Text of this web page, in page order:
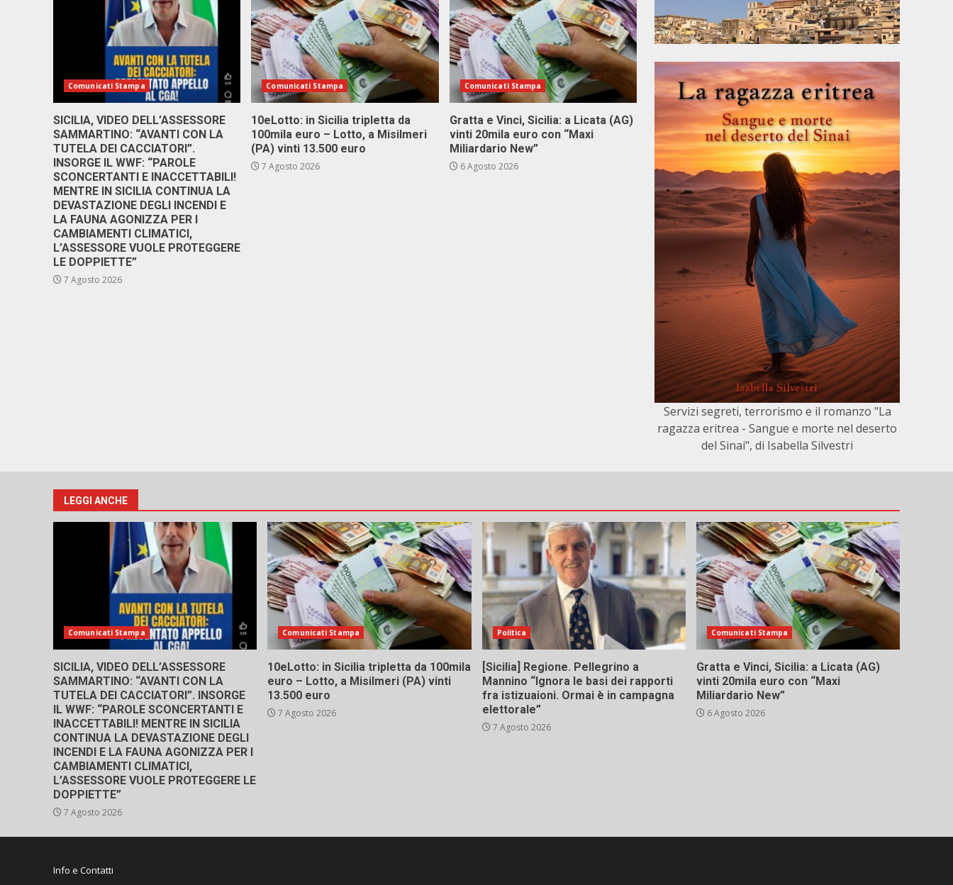
Comunicati Stampa
SICILIA, VIDEO DELL’ASSESSORE
SAMMARTINO: “AVANTI CON LA
TUTELA DEI CACCIATORI”.
INSORGE IL WWF: “PAROLE
SCONCERTANTI E INACCETTABILI!
MENTRE IN SICILIA CONTINUA LA
DEVASTAZIONE DEGLI INCENDI E
LA FAUNA AGONIZZA PER I
CAMBIAMENTI CLIMATICI,
L’ASSESSORE VUOLE PROTEGGERE
LE DOPPIETTE”
7 Agosto 2026
Comunicati Stampa
10eLotto: in Sicilia tripletta da
100mila euro – Lotto, a Misilmeri
(PA) vinti 13.500 euro
7 Agosto 2026
Comunicati Stampa
Gratta e Vinci, Sicilia: a Licata (AG)
vinti 20mila euro con “Maxi
Miliardario New”
6 Agosto 2026
Servizi segreti, terrorismo e il romanzo "La
ragazza eritrea - Sangue e morte nel deserto
del Sinai", di Isabella Silvestri
LEGGI ANCHE
Comunicati Stampa
SICILIA, VIDEO DELL’ASSESSORE
SAMMARTINO: “AVANTI CON LA
TUTELA DEI CACCIATORI”. INSORGE
IL WWF: “PAROLE SCONCERTANTI E
INACCETTABILI! MENTRE IN SICILIA
CONTINUA LA DEVASTAZIONE DEGLI
INCENDI E LA FAUNA AGONIZZA PER I
CAMBIAMENTI CLIMATICI,
L’ASSESSORE VUOLE PROTEGGERE LE
DOPPIETTE”
7 Agosto 2026
Comunicati Stampa
10eLotto: in Sicilia tripletta da 100mila
euro – Lotto, a Misilmeri (PA) vinti
13.500 euro
7 Agosto 2026
Politica
[Sicilia] Regione. Pellegrino a
Mannino “Ignora le basi dei rapporti
fra istizuaioni. Ormai è in campagna
elettorale”
7 Agosto 2026
Comunicati Stampa
Gratta e Vinci, Sicilia: a Licata (AG)
vinti 20mila euro con “Maxi
Miliardario New”
6 Agosto 2026
Info e Contatti